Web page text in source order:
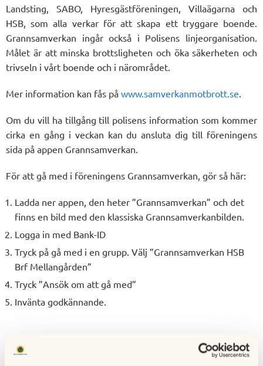
Landsting, SABO, Hyresgästföreningen, Villaägarna och
HSB, som alla verkar för att skapa ett tryggare boende.
Grannsamverkan ingår också i Polisens linjeorganisation.
Målet är att minska brottsligheten och öka säkerheten och
trivseln i vårt boende och i närområdet.
Mer information kan fås på www.samverkanmotbrott.se.
Om du vill ha tillgång till polisens information som kommer
cirka en gång i veckan kan du ansluta dig till föreningens
sida på appen Grannsamverkan.
För att gå med i föreningens Grannsamverkan, gör så här:
Ladda ner appen, den heter ”Grannsamverkan” och det
finns en bild med den klassiska Grannsamverkanbilden.
Logga in med Bank-ID
Tryck på gå med i en grupp. Välj ”Grannsamverkan HSB
Brf Mellangården”
Tryck ”Ansök om att gå med”
Invänta godkännande.